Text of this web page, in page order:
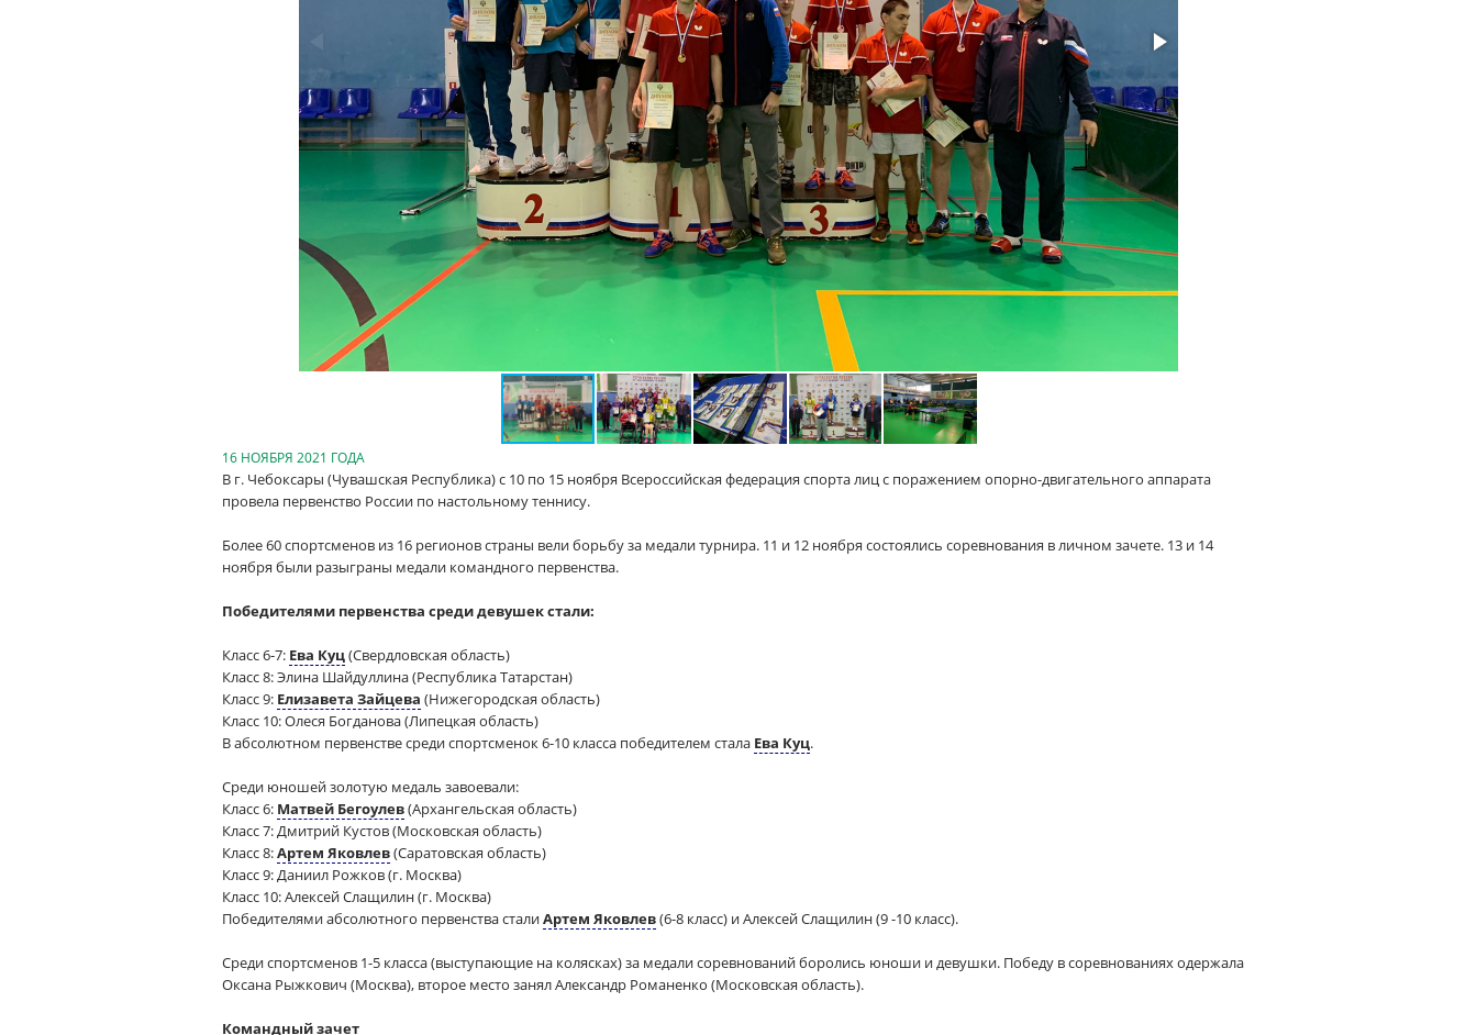
16 НОЯБРЯ 2021 ГОДА
В г. Чебоксары (Чувашская Республика) с 10 по 15 ноября Всероссийская федерация спорта лиц с поражением опорно-двигательного аппарата
провела первенство России по настольному теннису.
Более 60 спортсменов из 16 регионов страны вели борьбу за медали турнира. 11 и 12 ноября состоялись соревнования в личном зачете. 13 и 14
ноября были разыграны медали командного первенства.
Победителями первенства среди девушек стали:
Класс 6-7: Ева Куц(Свердловская область)
Класс 8: Элина Шайдуллина (Республика Татарстан)
Класс 9: Елизавета Зайцева (Нижегородская область)
Класс 10: Олеся Богданова (Липецкая область)
В абсолютном первенстве среди спортсменок 6-10 класса победителем стала Ева Куц.
Среди юношей золотую медаль завоевали:
Класс 6: Матвей Бегоулев(Архангельская область)
Класс 7: Дмитрий Кустов (Московская область)
Класс 8:Артем Яковлев(Саратовская область)
Класс 9: Даниил Рожков (г. Москва)
Класс 10: Алексей Слащилин (г. Москва)
Победителями абсолютного первенства сталиАртем Яковлев(6-8 класс) и Алексей Слащилин (9 -10 класс).
Среди спортсменов 1-5 класса (выступающие на колясках) за медали соревнований боролись юноши и девушки. Победу в соревнованиях одержала
Оксана Рыжкович (Москва), второе место занял Александр Романенко (Московская область).
Командный зачет